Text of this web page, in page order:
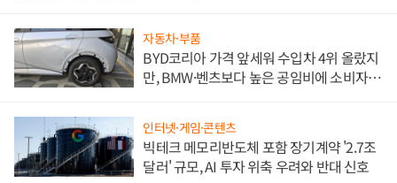
자동차·부품
BYD코리아 가격 앞세워 수입차 4위 올랐지
만, BMW·벤츠보다 높은 공임비에 소비자
인터넷·게임·콘텐츠
빅테크 메모리반도체 포함 장기계약 '2.7조
달러' 규모, AI 투자 위축 우려와 반대 신호